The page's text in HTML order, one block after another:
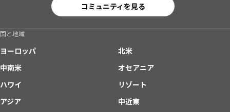
コミュニティを見る
国と地域
ヨーロッパ
北米
中南米
オセアニア
ハワイ
リゾート
アジア
中近東